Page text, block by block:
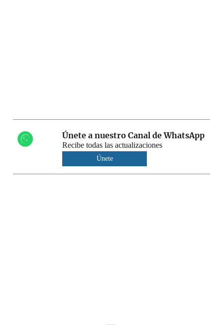
Únete a nuestro Canal de WhatsApp
Recibe todas las actualizaciones
Únete